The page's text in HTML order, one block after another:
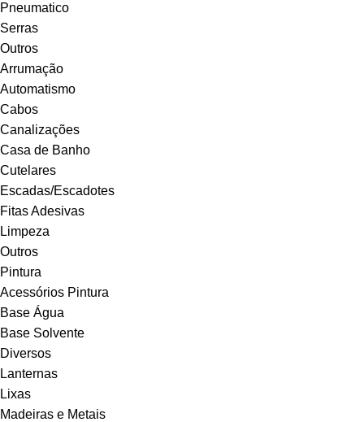
Pneumatico
Serras
Outros
Arrumação
Automatismo
Cabos
Canalizações
Casa de Banho
Cutelares
Escadas/Escadotes
Fitas Adesivas
Limpeza
Outros
Pintura
Acessórios Pintura
Base Água
Base Solvente
Diversos
Lanternas
Lixas
Madeiras e Metais